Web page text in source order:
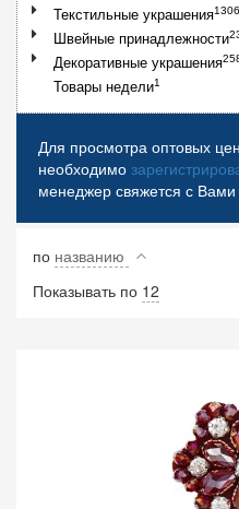
Текстильные украшения1306
Швейные принадлежности
Декоративные украшения
Товары недели1
Для просмотра оптовых
необходимо
менеджер свяжется с Вами
по названию
Показывать по 12